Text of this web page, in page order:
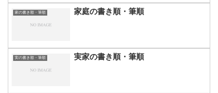
家の書き順・筆順 家庭の書き順・筆順
実の書き順・筆順 実家の書き順・筆順